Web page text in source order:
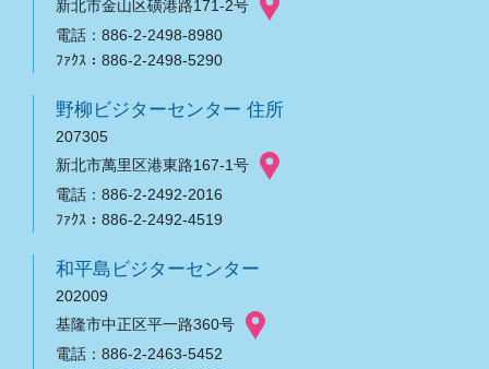
新北市金山区磺港路171-2号
電話：886-2-2498-8980
ﾌｧｸｽ：886-2-2498-5290
野柳ビジターセンター 住所
207305
新北市萬里区港東路167-1号
電話：886-2-2492-2016
ﾌｧｸｽ：886-2-2492-4519
和平島ビジターセンター
202009
基隆市中正区平一路360号
電話：886-2-2463-5452